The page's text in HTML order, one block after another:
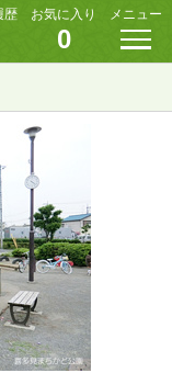
歴 お気に入り
0
メニュー